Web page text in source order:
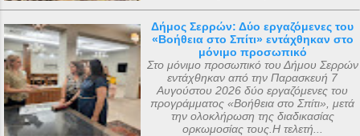
Δήμος Σερρών: Δύο εργαζόμενες του
«Βοήθεια στο Σπίτι» εντάχθηκαν στο
μόνιμο προσωπικό
Στο μόνιμο προσωπικό του Δήμου Σερρών
εντάχθηκαν από την Παρασκευή 7
Αυγούστου 2026 δύο εργαζόμενες του
προγράμματος «Βοήθεια στο Σπίτι», μετά
την ολοκλήρωση της διαδικασίας
ορκωμοσίας τους.Η τελετή...